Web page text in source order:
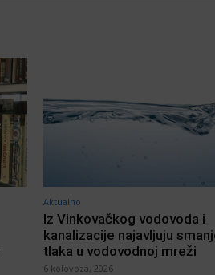
Aktualno
Iz Vinkovačkog vodovoda i
kanalizacije najavljuju
tlaka u vodovodnoj mreži
6 kolovoza, 2026